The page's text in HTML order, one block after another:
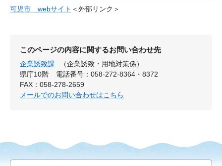
可児市 webサイト ＜外部リンク＞
このページの内容に関するお問い合わせ先
企業誘致課
（企業誘致・用地対策係）
県庁10階
電話番号：058-272-8364・8372
FAX：058-278-2659
メールでのお問い合わせはこちら